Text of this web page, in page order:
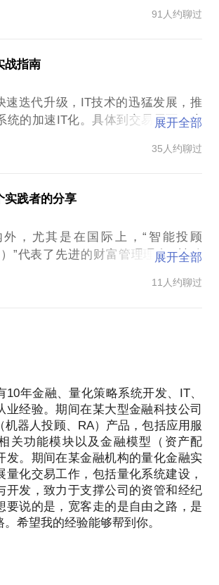
为专业的投资者；
，且有10余年程序化、量化、金融工
验。
的内容包括：
径分享；
业经验。拥有多年的机构投资管理经
技项目经验。
学规划宽客之路。
发给我，方便我做更精确的准备，提
股票、期货、外汇等等。尤其在当
基础知识。
，我不是学金融的做不了?
炒股的庄家，没有规则可言?
业背景的人分工合作。我作为一个专
，将结合我的经验与经历，告诉你：
的概况和现状：资本市场是什么？资
如何分布？
可以从事的？
知识背景，转行投身金融行业？
长？
从业经验。期间供职，既有传统金融
互联网金融、金融科技公司。
做到，释疑想转行金融的苦恼，帮助
业发展，以及金融科普和热点金融话
91人约聊过
战指南
速迭代升级，IT技术的迅猛发展，推
统的加速IT化。具体到交易层面，这
投资成为了欧美资本市场发展的热点
化投资和基本面分析、技术面分析并
法。由于量化投资交易策略的业绩稳
放眼国内，在不断追赶欧美的过程
化投资必将复制，甚至超越欧美的发
思路，但是不知道如何实现量化；
易思路也有IT能力，但是不知道项目
进展；
有了自己的量化模型并且开始实盘交
很多问题，想进一步优化完善；
投资从业经验，期间负责机器人投顾
产配置模型体系的构建和模块的开
构的量化金融实验室，领导开展量化
内容包括：
路，规划量化方案；
展开全部
35人约聊过
实践者的分享
，尤其是在国际上，“智能投顾
）”代表了先进的财富管理理念--被动
等已管理近百亿美元资产，
资进入该领域，金融科技对行业的改
响着财富管理的方方面面。
，智能投顾：创业者、金融科技公
公司容易遭遇：
业idea是否可行？
案如何更加合理完整？
能模块（kyc、资产配置、账户、对
）如何实现？
有业务应用智能投顾产品；
展开全部
11人约聊过
10年金融、量化策略系统开发、IT、
业经验。期间在某大型金融科技公司
机器人投顾、RA）产品，包括应用服
关功能模块以及金融模型（资产配
发。期间在某金融机构的量化金融实
量化交易工作，包括量化系统建设，
开发，致力于支撑公司的资管和经纪
要说的是，宽客走的是自由之路，是